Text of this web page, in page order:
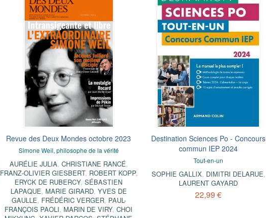
Revue des Deux Mondes octobre 2023
Simone Weil, philosophe de la vérité
AURÉLIE JULIA, CHRISTIANE RANCÉ,
FRANZ-OLIVIER GIESBERT, ROBERT KOPP,
ERYCK DE RUBERCY,SÉBASTIEN
LAPAQUE, MARIE GIRARD, YVES DE
GAULLE, FRÉDÉRIC VERGER, PAUL-
FRANÇOIS PAOLI, MARIN DE VIRY,CHOI
Destination Sciences Po - Concours
commun IEP 2024
Tout-en-un
SOPHIE GALLIX, DIMITRI DELARUE,
LAURENT GAYARD
22,99 €